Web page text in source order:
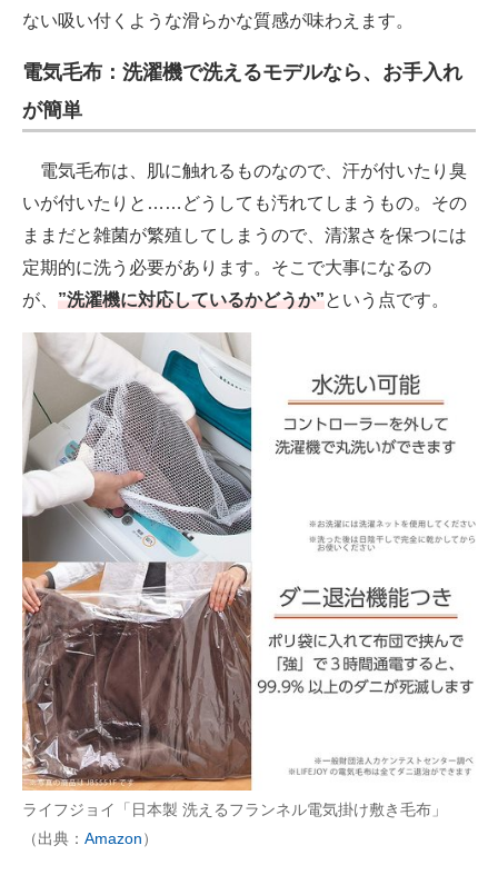
ない吸い付くような滑らかな質感が味わえます。
電気毛布：洗濯機で洗えるモデルなら、お手入れ
が簡単
電気毛布は、肌に触れるものなので、汗が付いたり臭
いが付いたりと……どうしても汚れてしまうもの。その
ままだと雑菌が繁殖してしまうので、清潔さを保つには
定期的に洗う必要があります。そこで大事になるの
が、 ”洗濯機に対応しているかどうか”という点です。
ライフジョイ「日本製 洗えるフランネル電気掛け敷き毛布」
（出典： Amazon）